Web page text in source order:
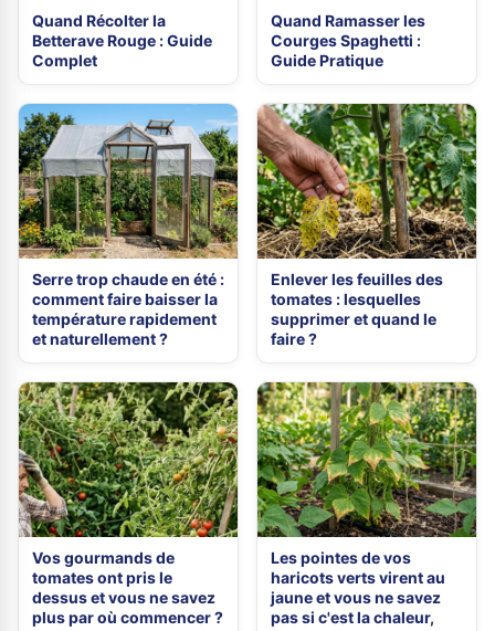
Quand Récolter la
Betterave Rouge : Guide
Complet
Quand Ramasser les
Courges Spaghetti :
Guide Pratique
Serre trop chaude en été :
comment faire baisser la
température rapidement
et naturellement ?
Enlever les feuilles des
tomates : lesquelles
supprimer et quand le
faire ?
Vos gourmands de
tomates ont pris le
dessus et vous ne savez
plus par où commencer ?
Les pointes de vos
haricots verts virent au
jaune et vous ne savez
pas si c'est la chaleur,